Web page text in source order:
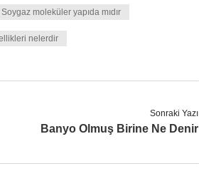
Soygaz moleküler yapıda mıdır
nelerdir
Sonraki Yazı
Banyo Olmuş Birine Ne Denir